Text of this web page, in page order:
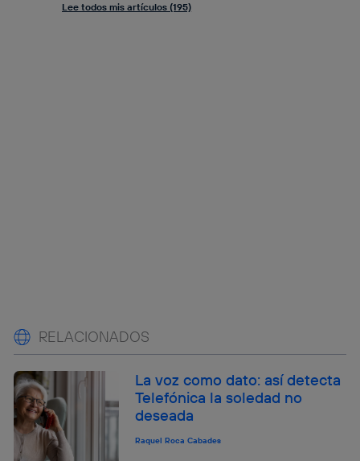
Lee todos mis artículos (195)
RELACIONADOS
La voz como dato: así detecta
Telefónica la soledad no
deseada
Raquel Roca Cabades